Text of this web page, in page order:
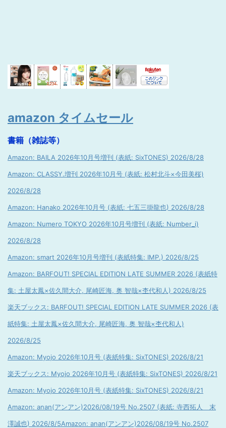
amazon タイムセール
書籍（雑誌等）
Amazon: BAILA 2026年10月号増刊 (表紙: SixTONES) 2026/8/28
Amazon: CLASSY.増刊 2026年10月号 (表紙: 松村北斗×今田美桜)
2026/8/28
Amazon: Hanako 2026年10月号 (表紙: 七五三掛龍也) 2026/8/28
Amazon: Numero TOKYO 2026年10月号増刊 (表紙: Number_i)
2026/8/28
Amazon: smart 2026年10月号増刊 (表紙特集: IMP.) 2026/8/25
Amazon: BARFOUT! SPECIAL EDITION LATE SUMMER 2026 (表紙特
集: 土屋太鳳×佐久間大介, 尾崎匠海, 奥 智哉×杢代和人) 2026/8/25
楽天ブックス: BARFOUT! SPECIAL EDITION LATE SUMMER 2026 (表
紙特集: 土屋太鳳×佐久間大介, 尾崎匠海, 奥 智哉×杢代和人)
2026/8/25
Amazon: Myojo 2026年10月号 (表紙特集: SixTONES) 2026/8/21
楽天ブックス: Myojo 2026年10月号 (表紙特集: SixTONES) 2026/8/21
Amazon: Myojo 2026年10月号 (表紙特集: SixTONES) 2026/8/21
Amazon: anan(アンアン)2026/08/19号 No.2507 (表紙: 寺西拓人 末
澤誠也) 2026/8/5Amazon: anan(アンアン)2026/08/19号 No.2507